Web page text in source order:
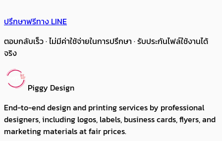
ปรึกษาฟรีทาง LINE
ตอบกลับเร็ว · ไม่มีค่าใช้จ่ายในการปรึกษา · รับประกันไฟล์ใช้งานได้
จริง
Piggy Design
End-to-end design and printing services by professional
designers, including logos, labels, business cards, flyers, and
marketing materials at fair prices.